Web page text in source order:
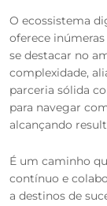
O ecossistema
oferece
se destacar no
complexidade,
parceria sólida
para navegar
alcançando
É um caminho
contínuo e
a destinos de